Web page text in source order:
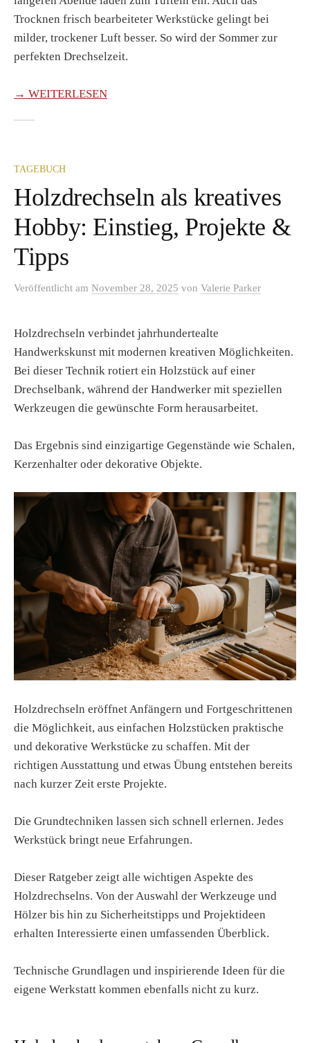
Trocknen frisch bearbeiteter Werkstücke gelingt bei
milder, trockener Luft besser. So wird der Sommer zur
perfekten Drechselzeit.
→ WEITERLESEN
TAGEBUCH
Holzdrechseln als kreatives
Hobby: Einstieg, Projekte &
Tipps
Veröffentlicht am November 28, 2025 von Valerie Parker
Holzdrechseln verbindet jahrhundertealte
Handwerkskunst mit modernen kreativen Möglichkeiten.
Bei dieser Technik rotiert ein Holzstück auf einer
Drechselbank, während der Handwerker mit speziellen
Werkzeugen die gewünschte Form herausarbeitet.
Das Ergebnis sind einzigartige Gegenstände wie Schalen,
Kerzenhalter oder dekorative Objekte.
Holzdrechseln eröffnet Anfängern und Fortgeschrittenen
die Möglichkeit, aus einfachen Holzstücken praktische
und dekorative Werkstücke zu schaffen. Mit der
richtigen Ausstattung und etwas Übung entstehen bereits
nach kurzer Zeit erste Projekte.
Die Grundtechniken lassen sich schnell erlernen. Jedes
Werkstück bringt neue Erfahrungen.
Dieser Ratgeber zeigt alle wichtigen Aspekte des
Holzdrechselns. Von der Auswahl der Werkzeuge und
Hölzer bis hin zu Sicherheitstipps und Projektideen
erhalten Interessierte einen umfassenden Überblick.
Technische Grundlagen und inspirierende Ideen für die
eigene Werkstatt kommen ebenfalls nicht zu kurz.